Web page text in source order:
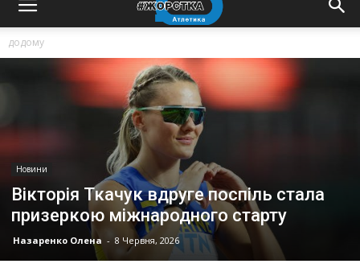
додому
Новини
Вікторія Ткачук вдруге поспіль стала
призеркою міжнародного старту
Назаренко Олена - 8 Червня, 2026